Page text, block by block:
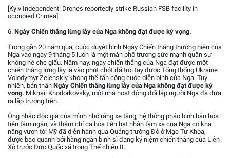
[Kyiv Independent: Drones reportedly strike Russian FSB facility in
occupied Crimea]
6. Ngày Chiến thắng lừng lẫy của Nga không đạt được kỳ vọng.
Trong gần 20 năm qua, cuộc duyệt binh Ngày Chiến thắng thường niên của
Nga vào ngày 9 tháng 5 luôn là một màn phô trương sức mạnh quân sự
không hề che giấu. Năm nay, ngày chiến thắng của Nga đạt được một
chiến thắng lừng lẫy là vào phút chót đã trói tay được Tổng thống Ukraine
Volodymyr Zelenskiy không thể tấn công cuộc diễn binh của Nga. Tuy
nhiên, bản thân Ngày Chiến thắng lừng lẫy của Nga không đạt được kỳ
vọng. Mikhail Khodorkovsky, một nhà hoạt động đối lập người Nga đã đưa
ra lập trường trên.
Ông nhắc độc giả của mình nhớ rằng xe tăng, hệ thống pháo binh bắn hỏa
tiễn tầm ngắn, và thậm chí cả hỏa tiễn hạt nhân tầm xa của Nga có khả
năng vươn tới Mỹ đã diễn hành qua Quảng trường Đỏ ở Mạc Tư Khoa,
được bao quanh bởi hàng ngàn binh sĩ đang kỷ niệm chiến thắng của Liên
Xô trước Đức Quốc xã trong Thế chiến II.